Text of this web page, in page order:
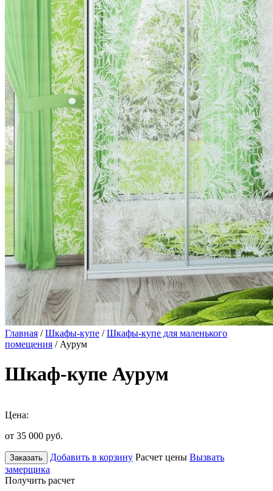
Главная /Шкафы-купе /Шкафы-купе для маленького
помещения / Аурум
Шкаф-купе Аурум
Цена:
от 35 000 руб.
Заказать Добавить в корзину Расчет цены Вызвать
замерщика
Получить расчет